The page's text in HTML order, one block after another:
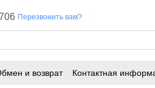
Перезвонить вам?
и возврат Контактная